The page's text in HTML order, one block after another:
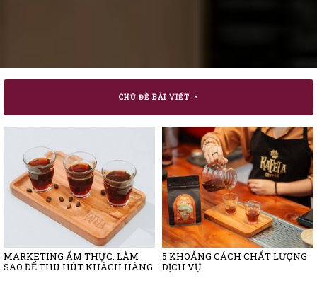
CHỦ ĐỀ BÀI VIẾT
MARKETING ẨM THỰC: LÀM
SAO ĐỂ THU HÚT KHÁCH HÀNG
5 KHOẢNG CÁCH CHẤT LƯỢNG
DỊCH VỤ